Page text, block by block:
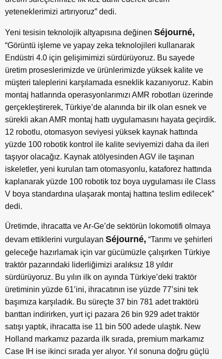
yeteneklerimizi artırıyoruz” dedi.
Yeni tesisin teknolojik altyapısına değinen Séjourné,
“Görüntü işleme ve yapay zeka teknolojileri kullanarak
Endüstri 4.0 için gelişimimizi sürdürüyoruz. Bu sayede
üretim proseslerimizde ve ürünlerimizde yüksek kalite ve
müşteri taleplerini karşılamada esneklik kazanıyoruz. Kabin
montaj hatlarında operasyonlarımızı AMR robotları üzerinde
gerçekleştirerek, Türkiye’de alanında bir ilk olan esnek ve
sürekli akan AMR montaj hattı uygulamasını hayata geçirdik.
12 robotlu, otomasyon seviyesi yüksek kaynak hattında
yüzde 100 robotik kontrol ile kalite seviyemizi daha da ileri
taşıyor olacağız. Kaynak atölyesinden AGV ile taşınan
iskeletler, yeni kurulan tam otomasyonlu, kataforez hattında
kaplanarak yüzde 100 robotik toz boya uygulaması ile Class
V boya standardına ulaşarak montaj hattına teslim edilecek”
dedi.
Üretimde, ihracatta ve Ar-Ge’de sektörün lokomotifi olmaya
devam ettiklerini vurgulayan Séjourné, “Tarımı ve şehirleri
geleceğe hazırlamak için var gücümüzle çalışırken Türkiye
traktör pazarındaki liderliğimizi aralıksız 18 yıldır
sürdürüyoruz. Bu yılın ilk on ayında Türkiye’deki traktör
üretiminin yüzde 61’ini, ihracatının ise yüzde 77’sini tek
başımıza karşıladık. Bu süreçte 37 bin 781 adet traktörü
banttan indirirken, yurt içi pazara 26 bin 929 adet traktör
satışı yaptık, ihracatta ise 11 bin 500 adede ulaştık. New
Holland markamız pazarda ilk sırada, premium markamız
Case IH ise ikinci sırada yer alıyor. Yıl sonuna doğru güçlü